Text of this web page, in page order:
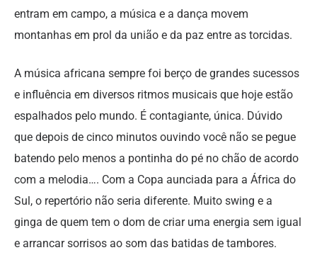
entram em campo, a música e a dança movem
montanhas em prol da união e da paz entre as torcidas.
A música africana sempre foi berço de grandes sucessos
e influência em diversos ritmos musicais que hoje estão
espalhados pelo mundo. É contagiante, única. Dúvido
que depois de cinco minutos ouvindo você não se pegue
batendo pelo menos a pontinha do pé no chão de acordo
com a melodia…. Com a Copa aunciada para a África do
Sul, o repertório não seria diferente. Muito swing e a
ginga de quem tem o dom de criar uma energia sem igual
e arrancar sorrisos ao som das batidas de tambores.